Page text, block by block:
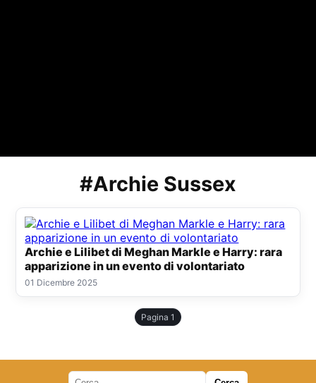
#Archie Sussex
Archie e Lilibet di Meghan Markle e Harry: rara
apparizione in un evento di volontariato
01 Dicembre 2025
Pagina 1